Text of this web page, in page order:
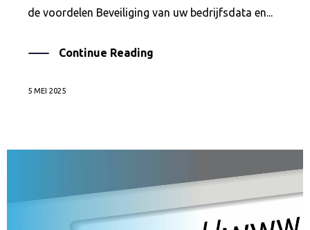
de voordelen Beveiliging van uw bedrijfsdata en...
Continue Reading
5 MEI 2025